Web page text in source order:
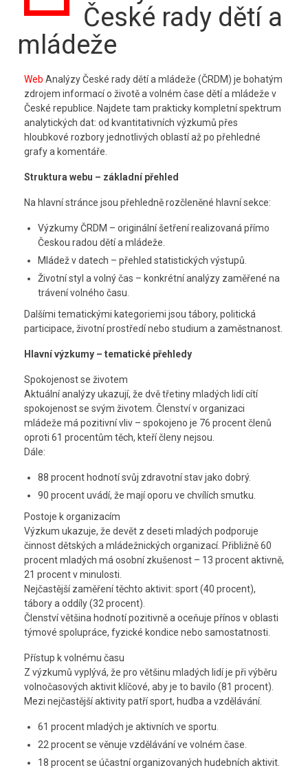
České rady dětí a
mládeže
Web Analýzy České rady dětí a mládeže (ČRDM) je bohatým
zdrojem informací o životě a volném čase dětí a mládeže v
České republice. Najdete tam prakticky kompletní spektrum
analytických dat: od kvantitativních výzkumů přes
hloubkové rozbory jednotlivých oblastí až po přehledné
grafy a komentáře.
Struktura webu – základní přehled
Na hlavní stránce jsou přehledně rozčleněné hlavní sekce:
Výzkumy ČRDM – originální šetření realizovaná přímo
Českou radou dětí a mládeže.
Mládež v datech – přehled statistických výstupů.
Životní styl a volný čas – konkrétní analýzy zaměřené na
trávení volného času.
Dalšími tematickými kategoriemi jsou tábory, politická
participace, životní prostředí nebo studium a zaměstnanost.
Hlavní výzkumy – tematické přehledy
Spokojenost se životem
Aktuální analýzy ukazují, že dvě třetiny mladých lidí cítí
spokojenost se svým životem. Členství v organizaci
mládeže má pozitivní vliv – spokojeno je 76 procent členů
oproti 61 procentům těch, kteří členy nejsou.
Dále:
88 procent hodnotí svůj zdravotní stav jako dobrý.
90 procent uvádí, že mají oporu ve chvílích smutku.
Postoje k organizacím
Výzkum ukazuje, že devět z deseti mladých podporuje
činnost dětských a mládežnických organizací. Přibližně 60
procent mladých má osobní zkušenost – 13 procent aktivně,
21 procent v minulosti.
Nejčastější zaměření těchto aktivit: sport (40 procent),
tábory a oddíly (32 procent).
Členství většina hodnotí pozitivně a oceňuje přínos v oblasti
týmové spolupráce, fyzické kondice nebo samostatnosti.
Přístup k volnému času
Z výzkumů vyplývá, že pro většinu mladých lidí je při výběru
volnočasových aktivit klíčové, aby je to bavilo (81 procent).
Mezi nejčastější aktivity patří sport, hudba a vzdělávání.
61 procent mladých je aktivních ve sportu.
22 procent se věnuje vzdělávání ve volném čase.
18 procent se účastní organizovaných hudebních aktivit.